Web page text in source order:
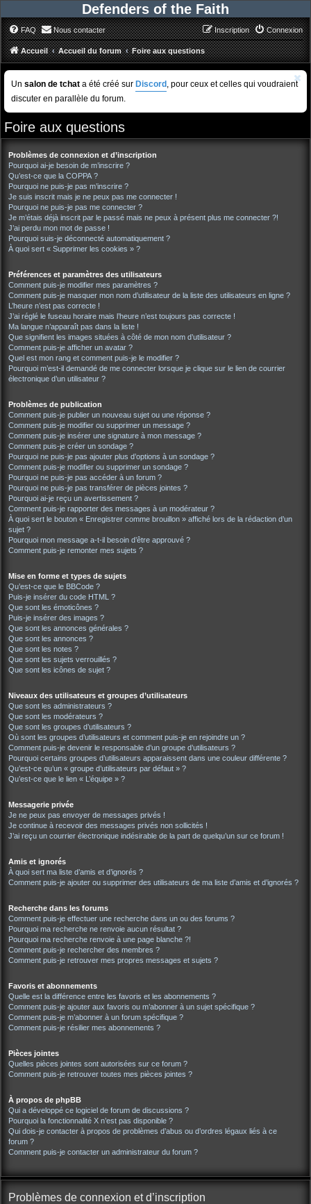
Defenders of the Faith
FAQ Nous contacter Connexion
Inscription
Accueil Accueil du forum Foire aux questions
Un salon de tchat a été créé sur Discord , pour ceux et celles qui voudraient
discuter en parallèle du forum.
Foire aux questions
Problèmes de connexion et d’inscription
Pourquoi ai-je besoin de m’inscrire ?
Qu’est-ce que la COPPA ?
Pourquoi ne puis-je pas m’inscrire ?
Je suis inscrit mais je ne peux pas me connecter !
Pourquoi ne puis-je pas me connecter ?
Je m’étais déjà inscrit par le passé mais ne peux à présent plus me connecter ?!
J’ai perdu mon mot de passe !
Pourquoi suis-je déconnecté automatiquement ?
À quoi sert « Supprimer les cookies » ?
Préférences et paramètres des utilisateurs
Comment puis-je modifier mes paramètres ?
Comment puis-je masquer mon nom d’utilisateur de la liste des utilisateurs en ligne ?
L’heure n’est pas correcte !
J’ai réglé le fuseau horaire mais l’heure n’est toujours pas correcte !
Ma langue n’apparaît pas dans la liste !
Que signifient les images situées à côté de mon nom d’utilisateur ?
Comment puis-je afficher un avatar ?
Quel est mon rang et comment puis-je le modifier ?
Pourquoi m’est-il demandé de me connecter lorsque je clique sur le lien de courrier
électronique d’un utilisateur ?
Problèmes de publication
Comment puis-je publier un nouveau sujet ou une réponse ?
Comment puis-je modifier ou supprimer un message ?
Comment puis-je insérer une signature à mon message ?
Comment puis-je créer un sondage ?
Pourquoi ne puis-je pas ajouter plus d’options à un sondage ?
Comment puis-je modifier ou supprimer un sondage ?
Pourquoi ne puis-je pas accéder à un forum ?
Pourquoi ne puis-je pas transférer de pièces jointes ?
Pourquoi ai-je reçu un avertissement ?
Comment puis-je rapporter des messages à un modérateur ?
À quoi sert le bouton « Enregistrer comme brouillon » affiché lors de la rédaction d’un
sujet ?
Pourquoi mon message a-t-il besoin d’être approuvé ?
Comment puis-je remonter mes sujets ?
Mise en forme et types de sujets
Qu’est-ce que le BBCode ?
Puis-je insérer du code HTML ?
Que sont les émoticônes ?
Puis-je insérer des images ?
Que sont les annonces générales ?
Que sont les annonces ?
Que sont les notes ?
Que sont les sujets verrouillés ?
Que sont les icônes de sujet ?
Niveaux des utilisateurs et groupes d’utilisateurs
Que sont les administrateurs ?
Que sont les modérateurs ?
Que sont les groupes d’utilisateurs ?
Où sont les groupes d’utilisateurs et comment puis-je en rejoindre un ?
Comment puis-je devenir le responsable d’un groupe d’utilisateurs ?
Pourquoi certains groupes d’utilisateurs apparaissent dans une couleur différente ?
Qu’est-ce qu’un « groupe d’utilisateurs par défaut » ?
Qu’est-ce que le lien « L’équipe » ?
Messagerie privée
Je ne peux pas envoyer de messages privés !
Je continue à recevoir des messages privés non sollicités !
J’ai reçu un courrier électronique indésirable de la part de quelqu’un sur ce forum !
Amis et ignorés
À quoi sert ma liste d’amis et d’ignorés ?
Comment puis-je ajouter ou supprimer des utilisateurs de ma liste d’amis et d’ignorés ?
Recherche dans les forums
Comment puis-je effectuer une recherche dans un ou des forums ?
Pourquoi ma recherche ne renvoie aucun résultat ?
Pourquoi ma recherche renvoie à une page blanche ?!
Comment puis-je rechercher des membres ?
Comment puis-je retrouver mes propres messages et sujets ?
Favoris et abonnements
Quelle est la différence entre les favoris et les abonnements ?
Comment puis-je ajouter aux favoris ou m’abonner à un sujet spécifique ?
Comment puis-je m’abonner à un forum spécifique ?
Comment puis-je résilier mes abonnements ?
Pièces jointes
Quelles pièces jointes sont autorisées sur ce forum ?
Comment puis-je retrouver toutes mes pièces jointes ?
À propos de phpBB
Qui a développé ce logiciel de forum de discussions ?
Pourquoi la fonctionnalité X n’est pas disponible ?
Qui dois-je contacter à propos de problèmes d’abus ou d’ordres légaux liés à ce
forum ?
Comment puis-je contacter un administrateur du forum ?
Problèmes de connexion et d’inscription